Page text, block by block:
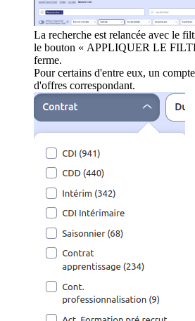
La recherche est relancée avec le
le bouton « APPLIQUER LE
ferme.
Pour certains d'entre eux, un
d'offres correspondant.